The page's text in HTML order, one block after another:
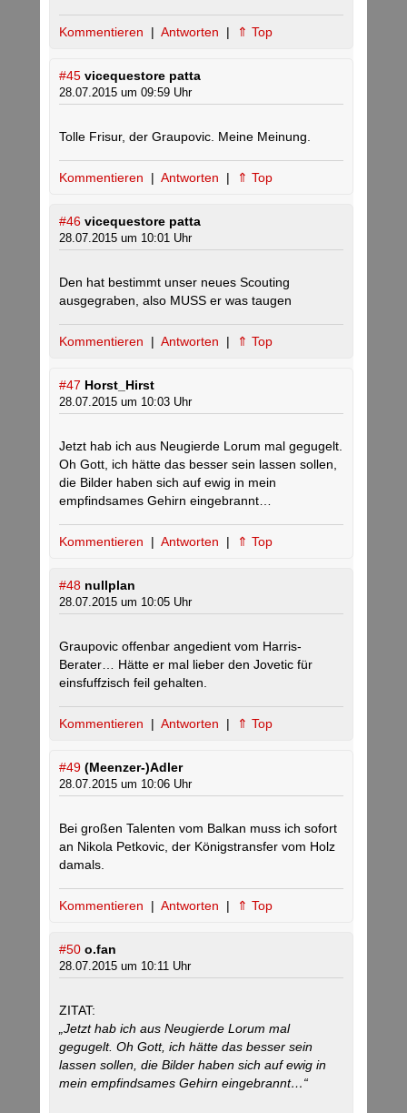
Kommentieren | Antworten | ⇑ Top
#45 vicequestore patta
28.07.2015 um 09:59 Uhr
Tolle Frisur, der Graupovic. Meine Meinung.
Kommentieren | Antworten | ⇑ Top
#46 vicequestore patta
28.07.2015 um 10:01 Uhr
Den hat bestimmt unser neues Scouting
ausgegraben, also MUSS er was taugen
Kommentieren | Antworten | ⇑ Top
#47 Horst_Hirst
28.07.2015 um 10:03 Uhr
Jetzt hab ich aus Neugierde Lorum mal gegugelt.
Oh Gott, ich hätte das besser sein lassen sollen,
die Bilder haben sich auf ewig in mein
empfindsames Gehirn eingebrannt…
Kommentieren | Antworten | ⇑ Top
#48 nullplan
28.07.2015 um 10:05 Uhr
Graupovic offenbar angedient vom Harris-
Berater… Hätte er mal lieber den Jovetic für
einsfuffzisch feil gehalten.
Kommentieren | Antworten | ⇑ Top
#49 (Meenzer-)Adler
28.07.2015 um 10:06 Uhr
Bei großen Talenten vom Balkan muss ich sofort
an Nikola Petkovic, der Königstransfer vom Holz
damals.
Kommentieren | Antworten | ⇑ Top
#50 o.fan
28.07.2015 um 10:11 Uhr
ZITAT:
„Jetzt hab ich aus Neugierde Lorum mal
gegugelt. Oh Gott, ich hätte das besser sein
lassen sollen, die Bilder haben sich auf ewig in
mein empfindsames Gehirn eingebrannt…“